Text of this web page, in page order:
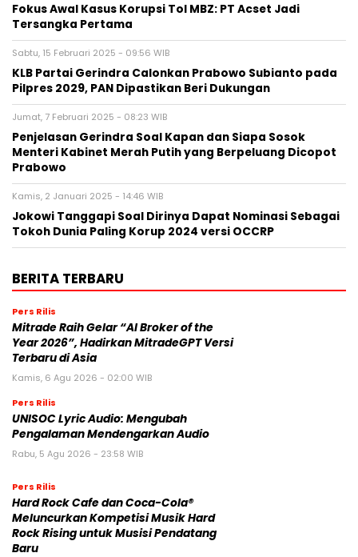
Fokus Awal Kasus Korupsi Tol MBZ: PT Acset Jadi
Tersangka Pertama
Sabtu, 15 Februari 2025 - 09:56 WIB
KLB Partai Gerindra Calonkan Prabowo Subianto pada
Pilpres 2029, PAN Dipastikan Beri Dukungan
Jumat, 7 Februari 2025 - 08:23 WIB
Penjelasan Gerindra Soal Kapan dan Siapa Sosok
Menteri Kabinet Merah Putih yang Berpeluang Dicopot
Prabowo
Kamis, 2 Januari 2025 - 14:46 WIB
Jokowi Tanggapi Soal Dirinya Dapat Nominasi Sebagai
Tokoh Dunia Paling Korup 2024 versi OCCRP
BERITA TERBARU
Pers Rilis
Mitrade Raih Gelar “AI Broker of the
Year 2026”, Hadirkan MitradeGPT Versi
Terbaru di Asia
Kamis, 6 Agu 2026 - 02:00 WIB
Pers Rilis
UNISOC Lyric Audio: Mengubah
Pengalaman Mendengarkan Audio
Rabu, 5 Agu 2026 - 23:58 WIB
Pers Rilis
Hard Rock Cafe dan Coca-Cola®
Meluncurkan Kompetisi Musik Hard
Rock Rising untuk Musisi Pendatang
Baru